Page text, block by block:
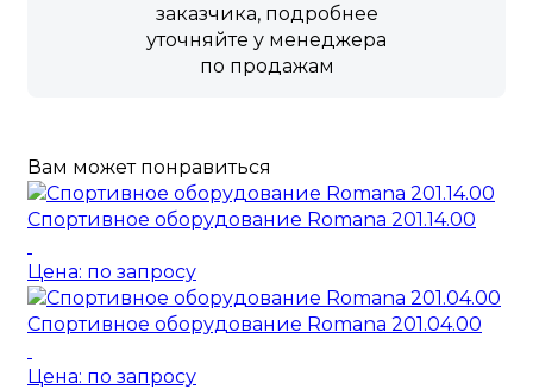
заказчика, подробнее
уточняйте у менеджера
по продажам
Вам может понравиться
Спортивное оборудование Romana 201.14.00
Цена: по запросу
Спортивное оборудование Romana 201.04.00
Цена: по запросу